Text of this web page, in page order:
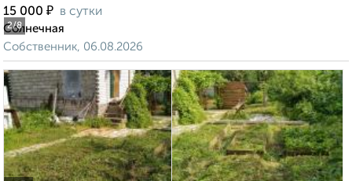
2/8
15 000 ₽ в сутки
Солнечная
Собственник, 06.08.2026